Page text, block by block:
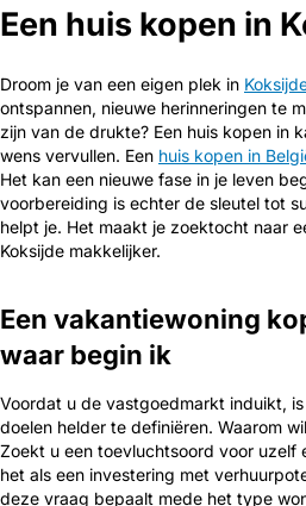
Een huis kopen in
Droom je van een eigen plek in
ontspannen, nieuwe herinneringen te
zijn van de drukte? Een huis kopen in
wens vervullen. Een huis kopen in
Het kan een nieuwe fase in je leven
voorbereiding is echter de sleutel tot
helpt je. Het maakt je zoektocht naar
Koksijde makkelijker.
Een vakantiewoning
waar begin ik
Voordat u de vastgoedmarkt induikt,
doelen helder te definiëren. Waarom
Zoekt u een toevluchtsoord voor uzelf
het als een investering met
deze vraag bepaalt mede het type